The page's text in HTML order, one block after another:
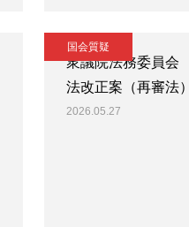
国会質疑
衆議院法務委員
法改正案（再審法
2026.05.27